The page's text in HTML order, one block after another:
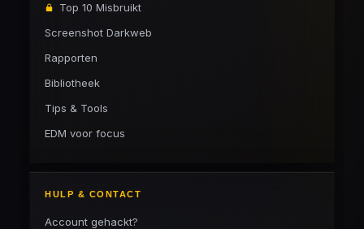
Top 10 Misbruikt
Screenshot Darkweb
Rapporten
Bibliotheek
Tips & Tools
EDM voor focus
HULP & CONTACT
Account gehackt?